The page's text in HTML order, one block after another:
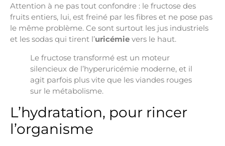
Attention à ne pas tout confondre : le fructose des
fruits entiers, lui, est freiné par les fibres et ne pose pas
le même problème. Ce sont surtout les jus industriels
et les sodas qui tirent l’uricémie vers le haut.
Le fructose transformé est un moteur
silencieux de l’hyperuricémie moderne, et il
agit parfois plus vite que les viandes rouges
sur le métabolisme.
L’hydratation, pour rincer
l’organisme